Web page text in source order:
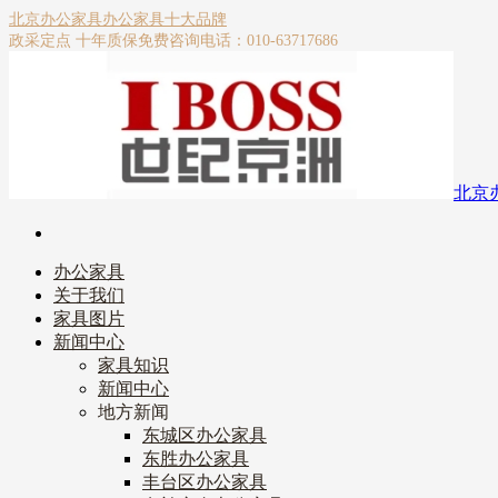
北京办公家具办公家具十大品牌
政采定点 十年质保免费咨询电话：010-63717686
北京
办公家具
关于我们
家具图片
新闻中心
家具知识
新闻中心
地方新闻
东城区办公家具
东胜办公家具
丰台区办公家具